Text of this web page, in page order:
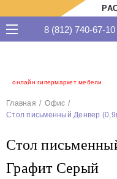
онлайн гипермаркет мебели
8 (812) 740-67-10
Главная
Офис
Стол письменный Денвер
Стол
Графит Серый